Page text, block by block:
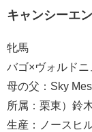
キャンシーエ
牝馬
バゴ×ヴォルドニ
母の父：Sky
所属：栗東）鈴
生産：ノースヒ